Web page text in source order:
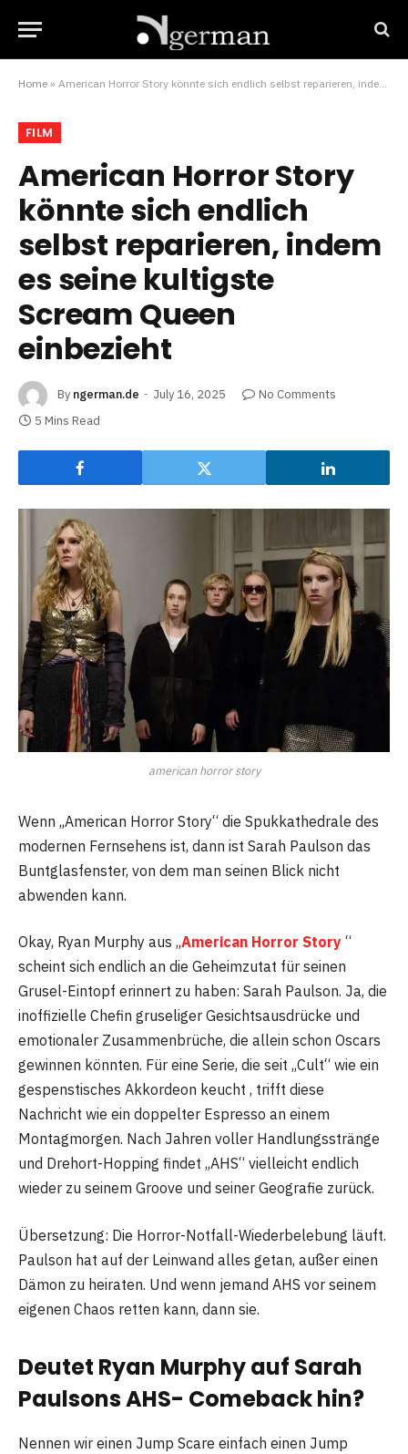
Home » American Horror Story könnte sich endlich selbst reparieren, indem es seine kultigste Scream Queen einbezieht
FILM
American Horror Story
könnte sich endlich
selbst reparieren, indem
es seine kultigste
Scream Queen
einbezieht
By ngerman.de July 16, 2025
No Comments
5 Mins Read
american horror story
Wenn „American Horror Story“ die Spukkathedrale des
modernen Fernsehens ist, dann ist Sarah Paulson das
Buntglasfenster, von dem man seinen Blick nicht
abwenden kann.
Okay, Ryan Murphy aus „American Horror Story “
scheint sich endlich an die Geheimzutat für seinen
Grusel-Eintopf erinnert zu haben: Sarah Paulson. Ja, die
inoffizielle Chefin gruseliger Gesichtsausdrücke und
emotionaler Zusammenbrüche, die allein schon Oscars
gewinnen könnten. Für eine Serie, die seit „Cult“ wie ein
gespenstisches Akkordeon keucht , trifft diese
Nachricht wie ein doppelter Espresso an einem
Montagmorgen. Nach Jahren voller Handlungsstränge
und Drehort-Hopping findet „AHS“ vielleicht endlich
wieder zu seinem Groove und seiner Geografie zurück.
Übersetzung: Die Horror-Notfall-Wiederbelebung läuft.
Paulson hat auf der Leinwand alles getan, außer einen
Dämon zu heiraten. Und wenn jemand AHS vor seinem
eigenen Chaos retten kann, dann sie.
Deutet Ryan Murphy auf Sarah
PaulsonsAHS- Comeback hin?
Nennen wir einen Jump Scare einfach einen Jump